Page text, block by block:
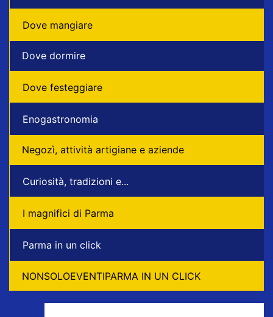
Dove mangiare
Dove dormire
Dove festeggiare
Enogastronomia
Negozì, attività artigiane e aziende
Curiosità, tradizioni e...
I magnifici di Parma
Parma in un click
NONSOLOEVENTIPARMA IN UN CLICK